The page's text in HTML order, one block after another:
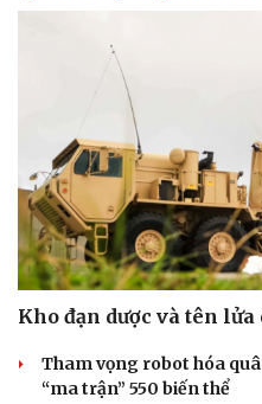
Kho đạn dược và tên
Tham vọng robot hóa
“ma trận” 550 biến thể